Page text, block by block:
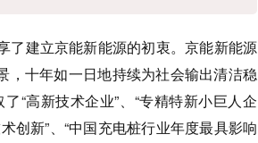
了建立京能新能源的初衷。京能新能源
，十年如一日地持续为社会输出清洁稳
“高新技术企业”、“专精特新小巨人企
创新”、“中国充电桩行业年度最具影响